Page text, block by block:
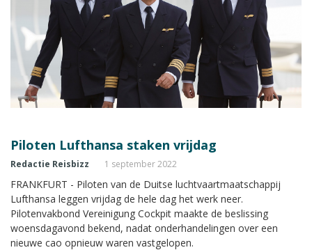
Piloten Lufthansa staken vrijdag
Redactie Reisbizz 1 september 2022
FRANKFURT - Piloten van de Duitse luchtvaartmaatschappij
Lufthansa leggen vrijdag de hele dag het werk neer.
Pilotenvakbond Vereinigung Cockpit maakte de beslissing
woensdagavond bekend, nadat onderhandelingen over een
nieuwe cao opnieuw waren vastgelopen.